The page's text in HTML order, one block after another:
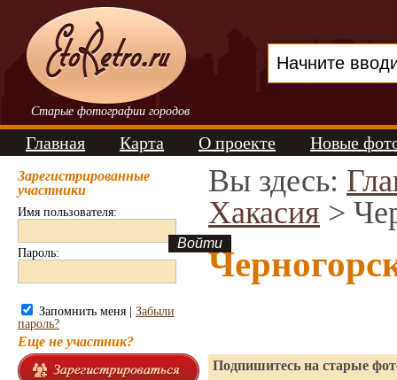
Старые фотографии городов
Главная Карта О проекте Новые
Зарегистрированные
участники
Имя пользователя:
Пароль:
Запомнить меня | Забыли
пароль?
Еще не участник?
Вы здесь:
Хакасия >
Подпишитесь на старые